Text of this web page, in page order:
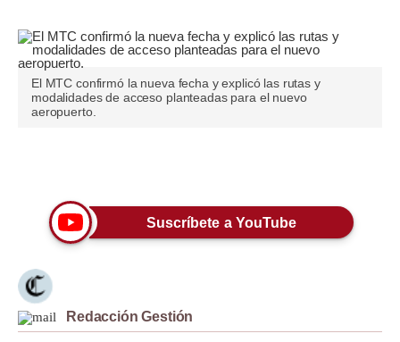
Opinión
Editorial
Pregunta de hoy
Lujo
Moda
Estilos
El MTC confirmó la nueva fecha y explicó las rutas y
modalidades de acceso planteadas para el nuevo
aeropuerto.
Suscríbete a YouTube
Redacción Gestión